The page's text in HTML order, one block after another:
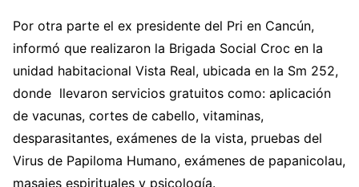
Por otra parte el ex presidente del Pri en Cancún,
informó que realizaron la Brigada Social Croc en la
unidad habitacional Vista Real, ubicada en la Sm 252,
donde llevaron servicios gratuitos como: aplicación
de vacunas, cortes de cabello, vitaminas,
desparasitantes, exámenes de la vista, pruebas del
Virus de Papiloma Humano, exámenes de papanicolau,
masajes espirituales y psicología.